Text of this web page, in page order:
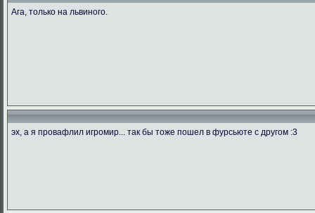
Ага, только на львиного.
эх, а я провафлил игромир... так бы тоже пошел в фурсьюте с другом :3